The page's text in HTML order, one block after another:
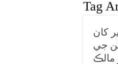
Tag
کان
وزير اعظم وٽ ٽريڪٽر به آهن،عمران خان 4 لکن جي
مالڪ